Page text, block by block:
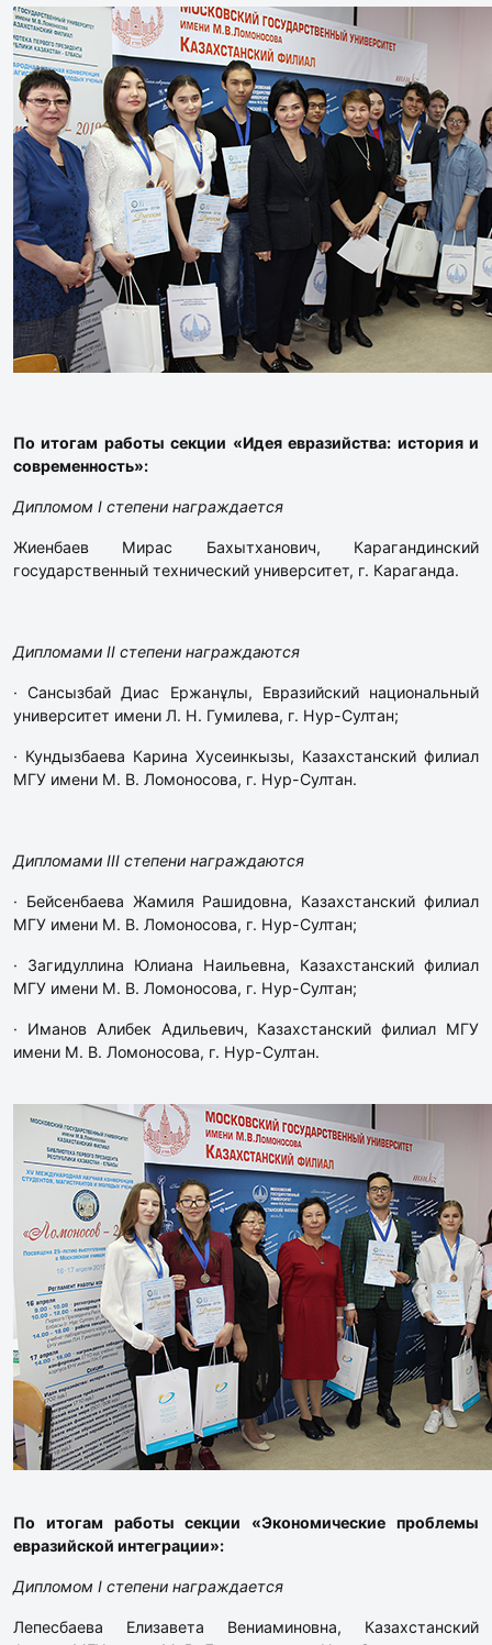
По итогам работы секции «Идея евразийства: история и
современность»:
Дипломом I степени награждается
Жиенбаев Мирас Бахытханович, Карагандинский
государственный технический университет, г. Караганда.
Дипломами II степени награждаются
· Сансызбай Диас Ержанұлы, Евразийский национальный
университет имени Л. Н. Гумилева, г. Нур-Султан;
· Кундызбаева Карина Хусеинкызы, Казахстанский филиал
МГУ имени М. В. Ломоносова, г. Нур-Султан.
Дипломами III степени награждаются
· Бейсенбаева Жамиля Рашидовна, Казахстанский филиал
МГУ имени М. В. Ломоносова, г. Нур-Султан;
· Загидуллина Юлиана Наильевна, Казахстанский филиал
МГУ имени М. В. Ломоносова, г. Нур-Султан;
· Иманов Алибек Адильевич, Казахстанский филиал МГУ
имени М. В. Ломоносова, г. Нур-Султан.
По итогам работы секции «Экономические проблемы
евразийской интеграции»:
Дипломом I степени награждается
Лепесбаева Елизавета Вениаминовна, Казахстанский